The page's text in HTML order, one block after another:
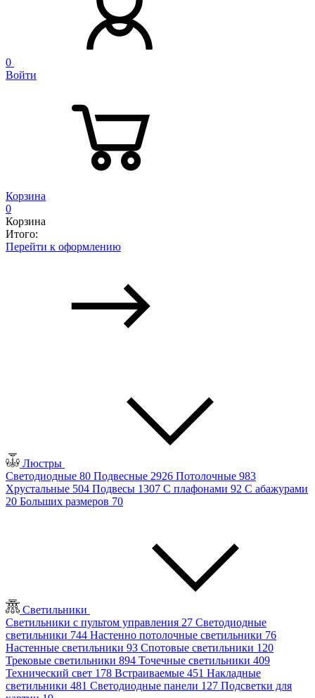
0
Войти
Корзина
0
Корзина
Итого:
Перейти к оформлению
Люстры
Светодиодные 80 Подвесные 2926 Потолочные 983
Хрустальные 504 Подвесы 1307 С плафонами 92 С абажурами
20 Больших размеров 70
Светильники
Светильники с пультом управления 27 Светодиодные
светильники 744 Настенно потолочные светильники 76
Настенные светильники 93 Спотовые светильники 120
Трековые светильники 894 Точечные светильники 409
Технический свет 178 Встраиваемые 451 Накладные
светильники 481 Светодиодные панели 127 Подсветки для